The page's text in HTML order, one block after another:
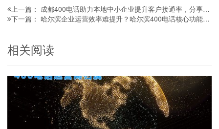
上一篇： 成都400电话助力本地中小企业提升客户接通率，分享几个可复制的真实成功案例
下一篇： 哈尔滨企业运营效率难提升？哈尔滨400电话核心功能如何帮助企业提升运营效率
相关阅读